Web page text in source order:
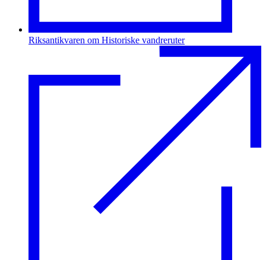
Riksantikvaren om Historiske vandreruter